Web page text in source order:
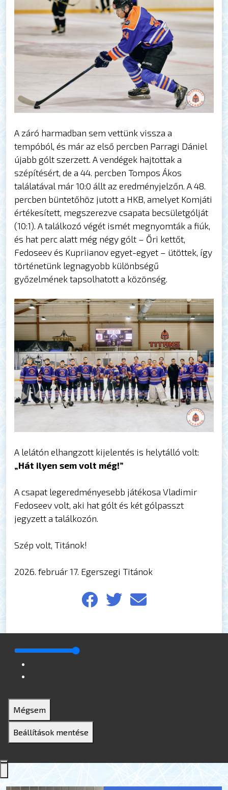
A záró harmadban sem vettünk vissza a
tempóból, és már az első percben Parragi Dániel
újabb gólt szerzett. A vendégek hajtottak a
szépítésért, de a 44. percben Tompos Ákos
találatával már 10:0 állt az eredményjelzőn. A 48.
percben büntetőhöz jutott a HKB, amelyet Komjáti
értékesített, megszerezve csapata becsületgólját
(10:1). A találkozó végét ismét megnyomták a fiúk,
és hat perc alatt még négy gólt – Őri kettőt,
Fedoseev és Kupriianov egyet-egyet – ütöttek, így
történetünk legnagyobb különbségű
győzelmének tapsolhatott a közönség.
A lelátón elhangzott kijelentés is helytálló volt:
„Hát ilyen sem volt még!”
A csapat legeredményesebb játékosa Vladimir
Fedoseev volt, aki hat gólt és két gólpasszt
jegyzett a találkozón.
Szép volt, Titánok!
2026. február 17. Egerszegi Titánok
Mégsem
Beállítások mentése